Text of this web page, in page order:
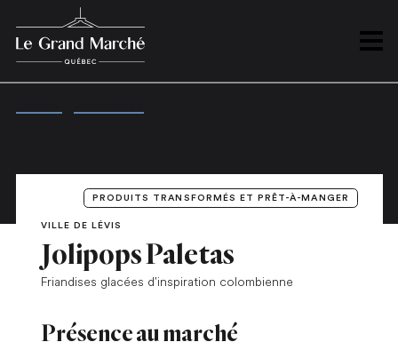
Ouvrir
PRODUITS TRANSFORMÉS ET PRÊT-À-MANGER
VILLE DE LÉVIS
Jolipops Paletas
Friandises glacées d'inspiration colombienne
Présence au marché